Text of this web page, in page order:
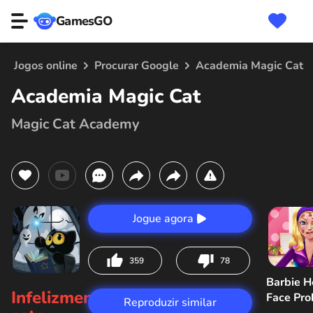
GamesGO
Jogos online Procurar Google Academia Magic Cat
Academia Magic Cat
Magic Cat Academy
Jogue agora
359 78
Infelizmente,
Reproduzir similar
Barbie
Face